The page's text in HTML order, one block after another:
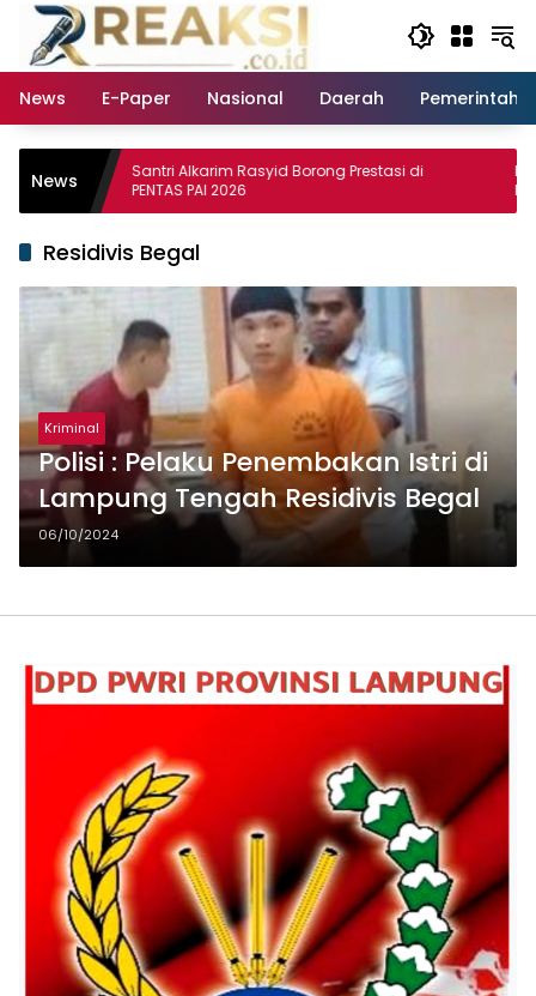
Langsung
konten
News
E-Paper Nasional Daerah
NewsSantri Alkarim Rasyid Borong Prestasi di
PENTAS PAI 2026
Laporan
MBG:
Utara
Residivis Begal
Kriminal
Polisi : Pelaku Penembakan Istri di
Lampung Tengah Residivis Begal
06/10/2024